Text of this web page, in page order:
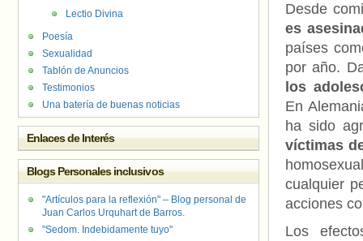
Desde
es
países
por año.
los
En
ha sido
víctimas
cualquier
acciones
Los
Lectio Divina
Poesía
Sexualidad
Tablón de Anuncios
Testimonios
Una batería de buenas noticias
Enlaces de Interés
Blogs Personales inclusivos
"Artículos para la reflexión" – Blog personal de
Juan Carlos Urquhart de Barros.
"Sedom. Indebidamente tuyo"